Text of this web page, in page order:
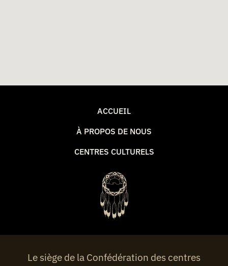
ACCUEIL
À PROPOS DE NOUS
CENTRES CULTURELS
Le siège de la Confédération des centres